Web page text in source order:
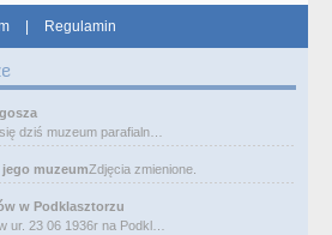
| Regulamin
dziś muzeum parafialn…
muzeumZdjęcia zmienione.
w Podklasztorzu
ur. 23 06 1936r na Podkl…